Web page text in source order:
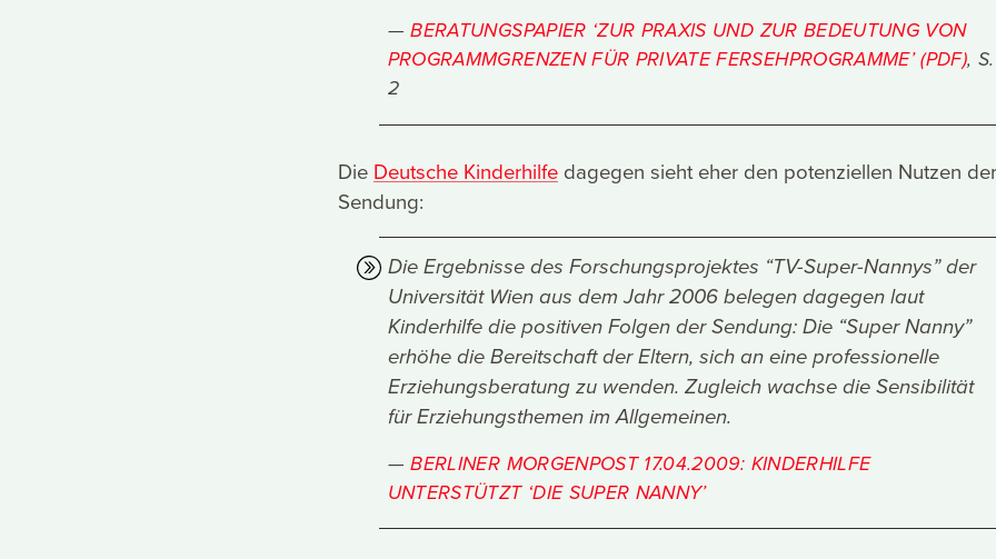
BERATUNGSPAPIER ‘ZUR PRAXIS UND ZUR BEDEUTUNG VON
PROGRAMMGRENZEN FÜR PRIVATE FERSEHPROGRAMME’ (PDF), S.
2
Die Deutsche Kinderhilfe dagegen sieht eher den potenziellen Nutzen der
Sendung:
Die Ergebnisse des Forschungsprojektes “TV-Super-Nannys” der
Universität Wien aus dem Jahr 2006 belegen dagegen laut
Kinderhilfe die positiven Folgen der Sendung: Die “Super Nanny”
erhöhe die Bereitschaft der Eltern, sich an eine professionelle
Erziehungsberatung zu wenden. Zugleich wachse die Sensibilität
für Erziehungsthemen im Allgemeinen.
BERLINER MORGENPOST 17.04.2009: KINDERHILFE
UNTERSTÜTZT ‘DIE SUPER NANNY’